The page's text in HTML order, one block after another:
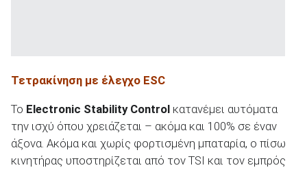
Τετρακίνηση με έλεγχο ESC
Το Electronic Stability Control κατανέμει αυτόματα
την ισχύ όπου χρειάζεται – ακόμα και 100% σε έναν
άξονα. Ακόμα και χωρίς φορτισμένη μπαταρία, ο πίσω
κινητήρας υποστηρίζεται από τον TSI και τον εμπρός